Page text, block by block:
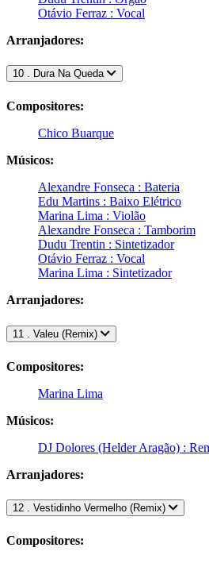
Otávio Ferraz : Vocal
Arranjadores:
10 . Dura Na Queda
Compositores:
Chico Buarque
Músicos:
Alexandre Fonseca : Bateria
Edu Martins : Baixo Elétrico
Marina Lima : Violão
Alexandre Fonseca : Tamborim
Dudu Trentin : Sintetizador
Otávio Ferraz : Vocal
Marina Lima : Sintetizador
Arranjadores:
11 . Valeu (Remix)
Compositores:
Marina Lima
Músicos:
DJ Dolores (Helder Aragão) :
Arranjadores:
12 . Vestidinho Vermelho (Remix)
Compositores: